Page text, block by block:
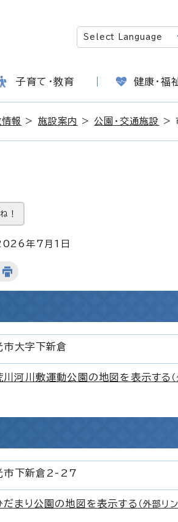
子育て・教育 健康・福
報 > 施設案内 >公園・交通施設 >
！
年7月1日
市大字下新倉
川河川敷運動公園の地図を表示する
市下新倉2-27
だまり公園の地図を表示する （外部リン